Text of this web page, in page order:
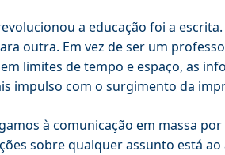
a educação foi a
outra. Em vez de ser um
limites de tempo e espaço, as
impulso com o surgimento da
à comunicação em massa
sobre qualquer assunto está